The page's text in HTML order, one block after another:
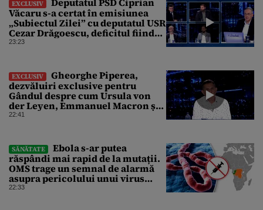
EXCLUSIV
Văcaru s-a certat în emisiunea
„Subiectul Zilei” cu deputatul USR
Cezar Drăgoescu, deficitul fiind
motivul scandalului
23:23
EXCLUSIV
Gheorghe Piperea,
dezvăluiri exclusive pentru
Gândul despre cum Ursula von
der Leyen, Emmanuel Macron și
Zelenski plănuiesc pe Signal să îl
22:41
SĂNĂTATE
Ebola s-ar putea
răspândi mai rapid de la mutații.
OMS trage un semnal de alarmă
asupra pericolului unui virus
pentru care nu există vaccin
22:33